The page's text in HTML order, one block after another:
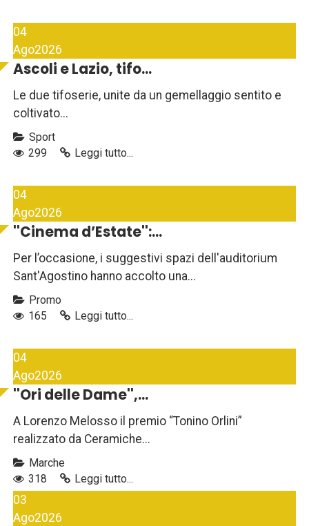
04
Ago2026
Ascoli e Lazio, tifo...
Le due tifoserie, unite da un gemellaggio sentito e
coltivato...
Sport
299
Leggi tutto...
04
Ago2026
''Cinema d’Estate'':...
Per l’occasione, i suggestivi spazi dell'auditorium
Sant'Agostino hanno accolto una...
Promo
165
Leggi tutto...
04
Ago2026
''Ori delle Dame'',...
A Lorenzo Melosso il premio “Tonino Orlini”
realizzato da Ceramiche...
Marche
318
Leggi tutto...
03
Ago2026